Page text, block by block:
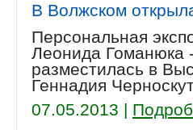
В Волжском
Персональная
Леонида Гоманюка
разместилась в
Геннадия
07.05.2013 |